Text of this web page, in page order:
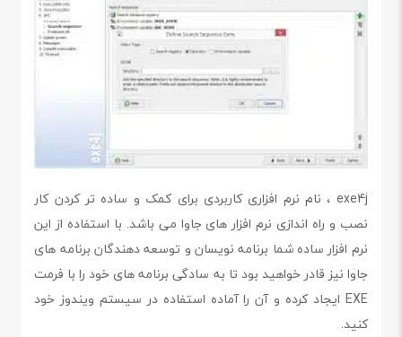
exe4j ، نام نرم افزاری کاربردی برای کمک و ساده تر کردن کار
نصب و راه اندازی نرم افزار های جاوا می باشد. با استفاده از این
نرم افزار ساده شما برنامه نویسان و توسعه دهندگان برنامه های
جاوا نیز قادر خواهید بود تا به سادگی برنامه های خود را با فرمت
EXE ایجاد کرده و آن را آماده استفاده در سیستم ویندوز خود
کنید.